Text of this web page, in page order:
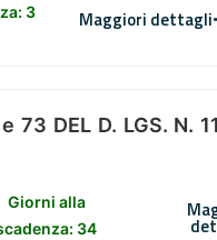
3 Maggiori dettagli
73 DEL D. LGS. N.
Giorni alla
34